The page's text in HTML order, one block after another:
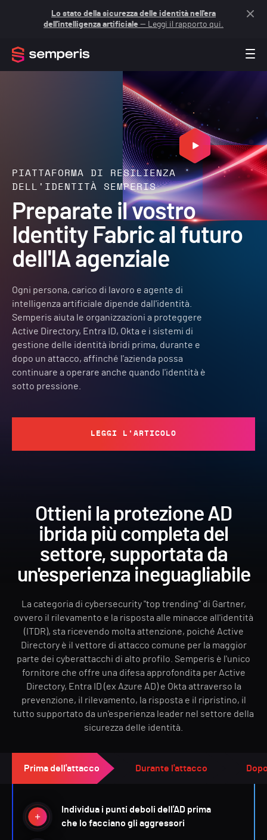
Lo stato della sicurezza delle identità nell'era
dell'intelligenza artificiale — Leggi il rapporto qui.
PIATTAFORMA DI RESILIENZA
DELL'IDENTITÀ SEMPERIS
Preparate il vostro
Identity Fabric al futuro
dell'IA agenziale
Ogni persona, carico di lavoro e agente di
intelligenza artificiale dipende dall'identità.
Semperis aiuta le organizzazioni a proteggere
Active Directory, Entra ID, Okta e i sistemi di
gestione delle identità ibridi prima, durante e
dopo un attacco, affinché l'azienda possa
continuare a operare anche quando l'identità è
sotto pressione.
LEGGI L'ARTICOLO
Ottieni la protezione AD
ibrida più completa del
settore, supportata da
un'esperienza ineguagliabile
La categoria di cybersecurity "top trending" di Gartner,
ovvero il rilevamento e la risposta alle minacce all'identità
(ITDR), sta ricevendo molta attenzione, poiché Active
Directory è il vettore di attacco comune per la maggior
parte dei cyberattacchi di alto profilo. Semperis è l'unico
fornitore che offre una difesa approfondita per Active
Directory, Entra ID (ex Azure AD) e Okta attraverso la
prevenzione, il rilevamento, la risposta e il ripristino, il
tutto supportato da un'esperienza leader nel settore della
sicurezza delle identità.
Durante l'attacco
Prima dell'attacco
Individua i punti deboli dell'AD prima
che lo facciano gli aggressori